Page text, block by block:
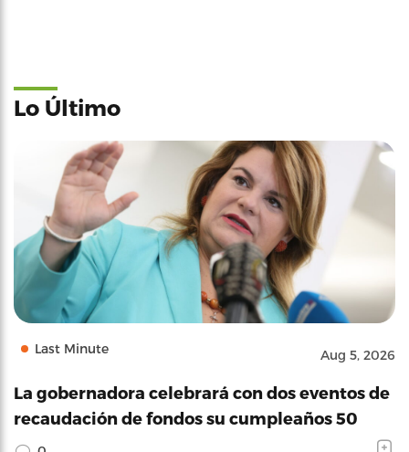
Lo Último
Last Minute Aug 5, 2026
La gobernadora celebrará con dos eventos de
recaudación de fondos su cumpleaños 50